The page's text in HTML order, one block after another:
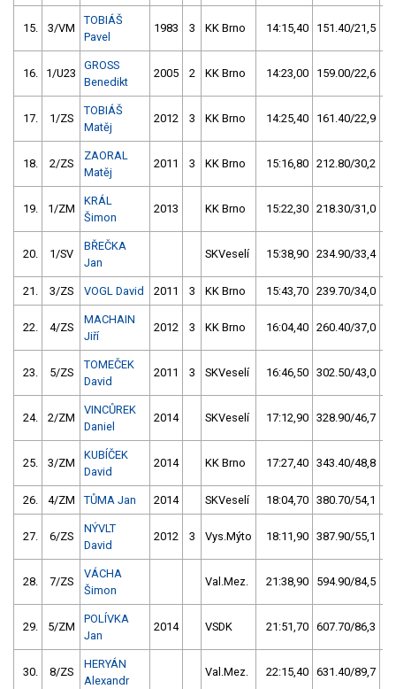
15. 3/VM
TOBIÁŠ
Pavel
1983 3 KK Brno 14:15,40 151.40/21,5
16. 1/U23
GROSS
Benedikt
2005 2 KK Brno 14:23,00 159.00/22,6
17. 1/ZS
TOBIÁŠ
Matěj
2012 3 KK Brno 14:25,40 161.40/22,9
18. 2/ZS
ZAORAL
Matěj
2011 3 KK Brno 15:16,80 212.80/30,2
19. 1/ZM
KRÁL
Šimon
2013 KK Brno 15:22,30 218.30/31,0
20. 1/SV
BŘEČKA
Jan
SKVeselí 15:38,90 234.90/33,4
21. 3/ZS VOGL David 2011 3 KK Brno 15:43,70 239.70/34,0
22. 4/ZS
MACHAIN
Jiří
2012 3 KK Brno 16:04,40 260.40/37,0
23. 5/ZS
TOMEČEK
David
2011 3 SKVeselí 16:46,50 302.50/43,0
24. 2/ZM
VINCŮREK
Daniel
2014 SKVeselí 17:12,90 328.90/46,7
25. 3/ZM
KUBÍČEK
David
2014 KK Brno 17:27,40 343.40/48,8
26. 4/ZM TŮMA Jan 2014 SKVeselí 18:04,70 380.70/54,1
27. 6/ZS
NÝVLT
David
2012 3 Vys.Mýto 18:11,90 387.90/55,1
28. 7/ZS
VÁCHA
Šimon
Val.Mez. 21:38,90 594.90/84,5
29. 5/ZM
POLÍVKA
Jan
2014 VSDK 21:51,70 607.70/86,3
30. 8/ZS
HERYÁN
Alexandr
Val.Mez. 22:15,40 631.40/89,7